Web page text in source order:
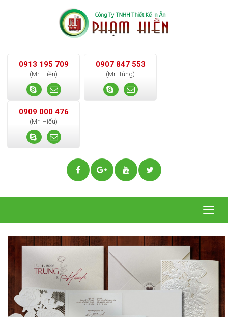
0913 195 709
(Mr. Hiền)
0907 847 553
(Mr. Tùng)
0909 000 476
(Mr. Hiếu)